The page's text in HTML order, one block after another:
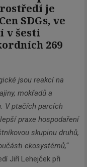
je
SDGs, ve
v šesti
269
jsou reakcí na
mokřadů a
V ptačích parcích
praxe hospodaření
skupinu druhů,
ekosystémů,“
Jiří Lehejček při